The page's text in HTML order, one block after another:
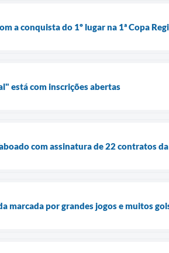
a conquista do 1º lugar na 1ª Copa
está com inscrições abertas
com assinatura de 22 contratos
marcada por grandes jogos e muitos